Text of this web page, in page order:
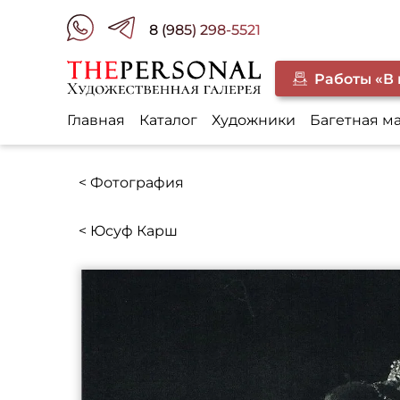
8 (985) 298-5521
Работы «В
Главная Каталог Художники Багетная
< Фотография
< Юсуф Карш